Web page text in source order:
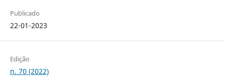
Publicado
22-01-2023
Edição
n. 70 (2022)